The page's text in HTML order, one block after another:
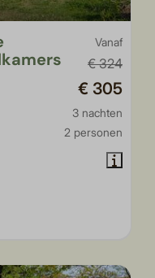
Vanaf
€ 324
€ 305
3 nachten
2 personen